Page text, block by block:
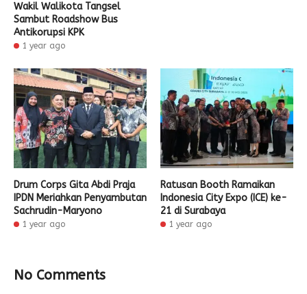
Wakil Walikota Tangsel
Sambut Roadshow Bus
Antikorupsi KPK
1 year ago
Drum Corps Gita Abdi Praja
IPDN Meriahkan Penyambutan
Sachrudin-Maryono
1 year ago
Ratusan Booth Ramaikan
Indonesia City Expo (ICE) ke-
21 di Surabaya
1 year ago
No Comments